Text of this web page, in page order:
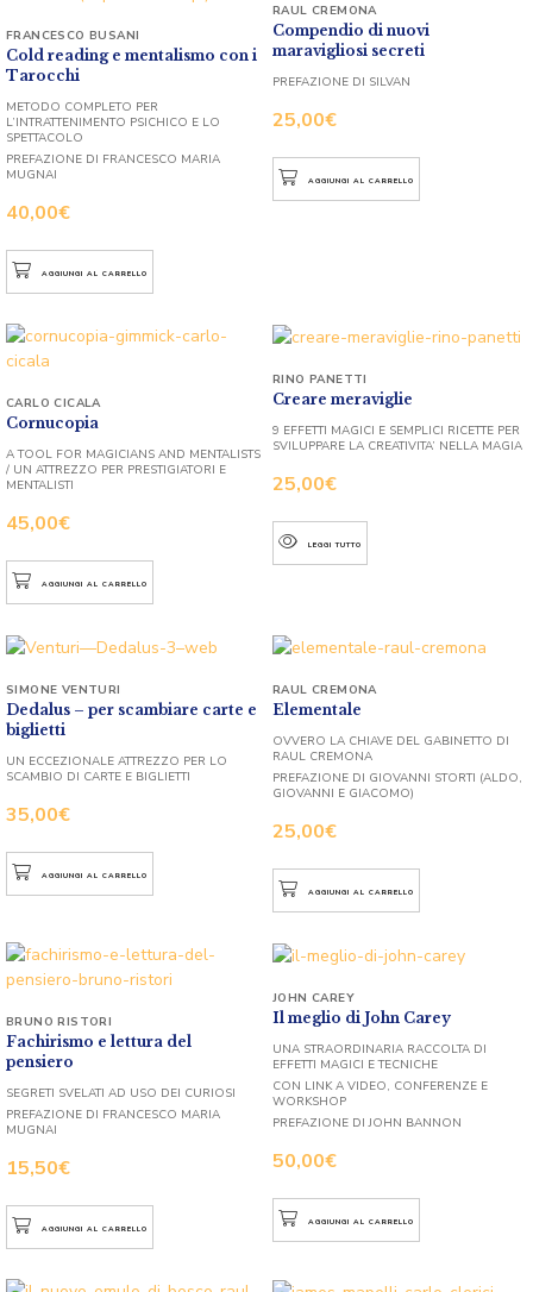
Cold reading e mentalismo con i
Tarocchi
40,00€
FRANCESCO BUSANI
METODO COMPLETO PER
L’INTRATTENIMENTO PSICHICO E LO
SPETTACOLO
PREFAZIONE DI FRANCESCO MARIA
MUGNAI
AGGIUNGI AL CARRELLO
Compendio di nuovi
maravigliosi secreti
25,00€
RAUL CREMONA
PREFAZIONE DI SILVAN
AGGIUNGI AL CARRELLO
Cornucopia
45,00€
CARLO CICALA
A TOOL FOR MAGICIANS AND MENTALISTS
/ UN ATTREZZO PER PRESTIGIATORI E
MENTALISTI
AGGIUNGI AL CARRELLO
Creare meraviglie
25,00€
RINO PANETTI
9 EFFETTI MAGICI E SEMPLICI RICETTE PER
SVILUPPARE LA CREATIVITA’ NELLA MAGIA
LEGGI TUTTO
Dedalus – per scambiare carte e
biglietti
35,00€
SIMONE VENTURI
UN ECCEZIONALE ATTREZZO PER LO
SCAMBIO DI CARTE E BIGLIETTI
AGGIUNGI AL CARRELLO
Elementale
25,00€
RAUL CREMONA
OVVERO LA CHIAVE DEL GABINETTO DI
RAUL CREMONA
PREFAZIONE DI GIOVANNI STORTI (ALDO,
GIOVANNI E GIACOMO)
AGGIUNGI AL CARRELLO
Fachirismo e lettura del
pensiero
15,50€
BRUNO RISTORI
SEGRETI SVELATI AD USO DEI CURIOSI
PREFAZIONE DI FRANCESCO MARIA
MUGNAI
AGGIUNGI AL CARRELLO
Il meglio di John Carey
50,00€
JOHN CAREY
UNA STRAORDINARIA RACCOLTA DI
EFFETTI MAGICI E TECNICHE
CON LINK A VIDEO, CONFERENZE E
WORKSHOP
PREFAZIONE DI JOHN BANNON
AGGIUNGI AL CARRELLO